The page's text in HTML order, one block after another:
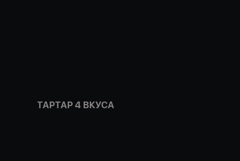
ТАРТАР 4 ВКУСА